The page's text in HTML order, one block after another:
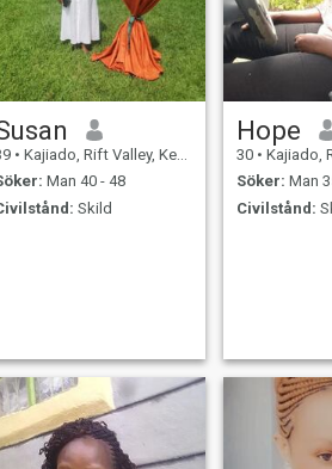
• Kajiado, Rift Valley, Kenya
Man 40 - 48
Skild
Hope
30 • Kajiado,
Söker: Man
Civilstånd: